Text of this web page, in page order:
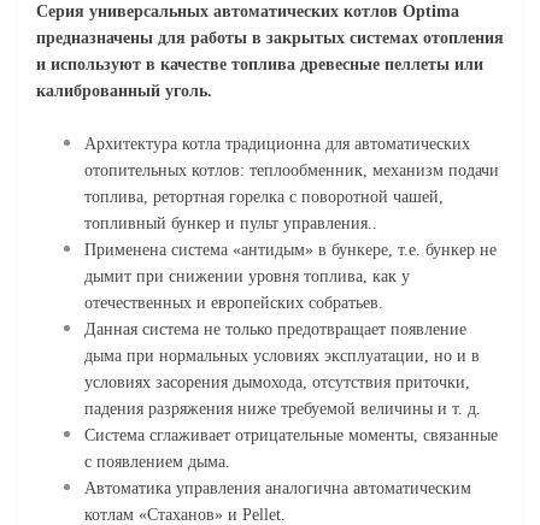
Серия универсальных автоматических котлов Optima
предназначены для работы в закрытых системах отопления
и используют в качестве топлива древесные пеллеты или
калиброванный уголь.
Архитектура котла традиционна для автоматических
отопительных котлов: теплообменник, механизм подачи
топлива, ретортная горелка с поворотной чашей,
топливный бункер и пульт управления..
Применена система «антидым» в бункере, т.е. бункер не
дымит при снижении уровня топлива, как у
отечественных и европейских собратьев.
Данная система не только предотвращает появление
дыма при нормальных условиях эксплуатации, но и в
условиях засорения дымохода, отсутствия приточки,
падения разряжения ниже требуемой величины и т. д.
Система сглаживает отрицательные моменты, связанные
с появлением дыма.
Автоматика управления аналогична автоматическим
котлам «Стаханов» и Pellet.